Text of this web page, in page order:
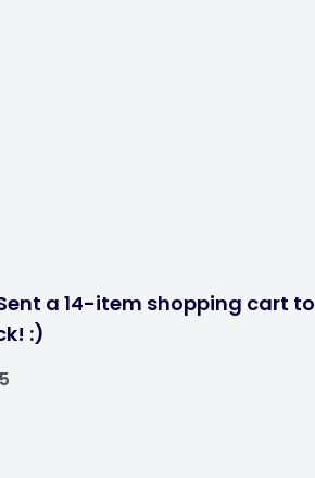
a 14-item shopping cart to
:)